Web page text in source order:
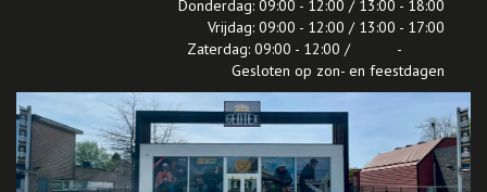
Donderdag: 09:00 - 12:00 / 13:00 - 18:00
Vrijdag: 09:00 - 12:00 / 13:00 - 17:00
Zaterdag: 09:00 - 12:00 / -
Gesloten op zon- en feestdagen